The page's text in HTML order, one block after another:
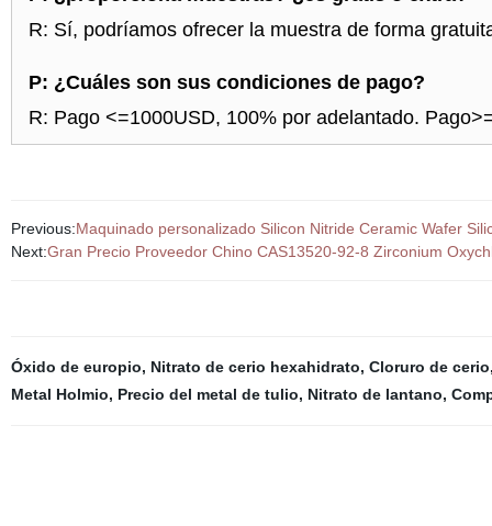
R: Sí, podríamos ofrecer la muestra de forma
P: ¿Cuáles son sus condiciones de pago?
R: Pago <=1000USD, 100% por adelantado.
Previous:Maquinado personalizado Silicon Nitride Ceramic Wafer
Next:Gran Precio Proveedor Chino CAS13520-92-8 Zirconium
Óxido de europio, Nitrato de cerio hexahidrato, Cloruro de cerio
Metal Holmio, Precio del metal de tulio, Nitrato de lantano,